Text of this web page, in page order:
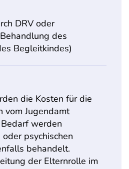
DRV oder
des
Begleitkindes)
die Kosten für die
vom Jugendamt
werden
psychischen
behandelt.
der Elternrolle im